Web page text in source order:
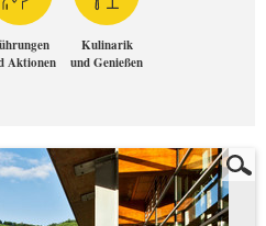
Aktionen
Kulinarik
und Genießen